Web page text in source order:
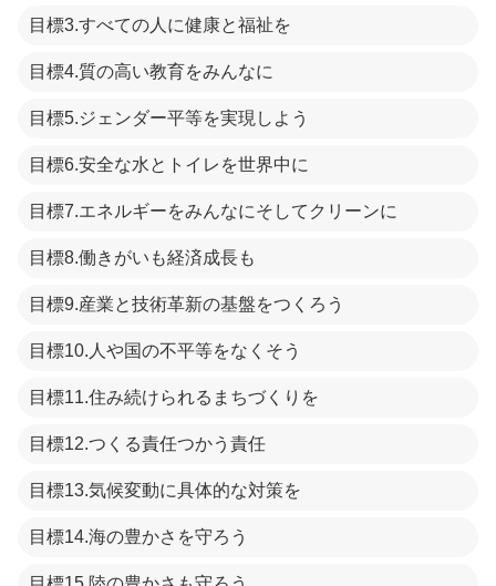
目標3.すべての人に健康と福祉を
目標4.質の高い教育をみんなに
目標5.ジェンダー平等を実現しよう
目標6.安全な水とトイレを世界中に
目標7.エネルギーをみんなにそしてクリーンに
目標8.働きがいも経済成長も
目標9.産業と技術革新の基盤をつくろう
目標10.人や国の不平等をなくそう
目標11.住み続けられるまちづくりを
目標12.つくる責任つかう責任
目標13.気候変動に具体的な対策を
目標14.海の豊かさを守ろう